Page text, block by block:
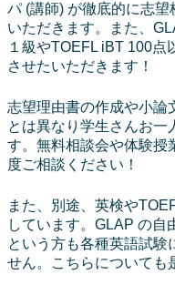
パ (講師) が徹底的に志
いただきます。また、
１級やTOEFL iBT 100
させたいただきます！
志望理由書の作成や小論
とは異なり学生さんお一
す。無料相談会や体験授
度ご相談ください！
また、別途、英検や
しています。GLAP の自
という方も各種英語試験
せん。こちらについても